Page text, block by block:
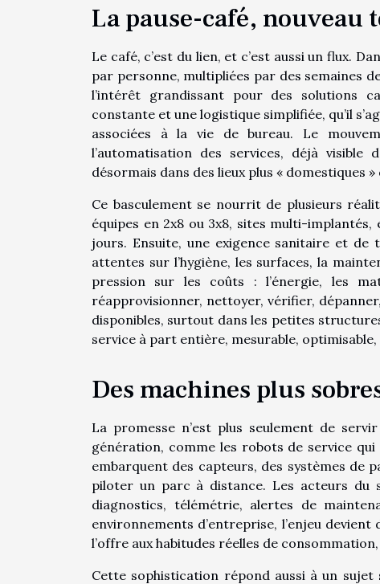
La pause-café,
Le café, c’est du lien, et c’est aussi un flux.
par personne, multipliées par des semaines
l’intérêt grandissant pour des solutions
constante et une logistique simplifiée, qu’il
associées à la vie de bureau. Le
l’automatisation des services, déjà
désormais dans des lieux plus « domestiques
Ce basculement se nourrit de plusieurs
équipes en 2x8 ou 3x8, sites multi-
jours. Ensuite, une exigence sanitaire et de
attentes sur l’hygiène, les surfaces, la
pression sur les coûts : l’énergie, les
réapprovisionner, nettoyer, vérifier,
disponibles, surtout dans les petites
service à part entière, mesurable,
Des machines plus
La promesse n’est plus seulement de
génération, comme les robots de service
embarquent des capteurs, des systèmes de
piloter un parc à distance. Les acteurs du
diagnostics, télémétrie, alertes de
environnements d’entreprise, l’enjeu
l’offre aux habitudes réelles de
Cette sophistication répond aussi à un sujet